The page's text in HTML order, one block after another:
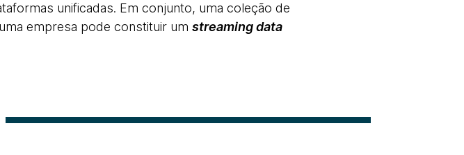
unificadas. Em conjunto, uma coleção de
empresa pode constituir um streaming data